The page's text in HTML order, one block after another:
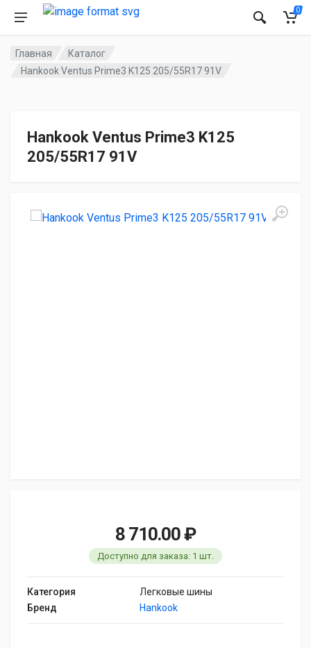
0
Главная
Каталог
Hankook Ventus Prime3 K125 205/55R17 91V
Hankook Ventus Prime3 K125
205/55R17 91V
8 710.00 ₽
Доступно для заказа: 1 шт.
Категория
Легковые шины
Бренд
Hankook